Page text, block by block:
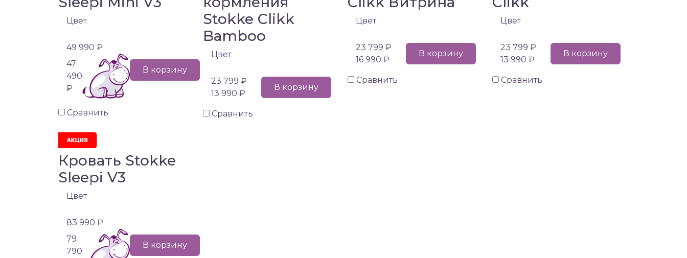
Цвет
49 990 ₽
47
490
₽
В корзину
Сравнить
Stokke Clikk
Bamboo
Цвет
23 799 ₽
13 990 ₽
В корзину
Сравнить
Цвет
23 799 ₽
16 990 ₽
В корзину
Сравнить
Цвет
23 799 ₽
13 990 ₽
В корзину
Сравнить
Кровать Stokke
Sleepi V3
Цвет
83 990 ₽
79
790
В корзину